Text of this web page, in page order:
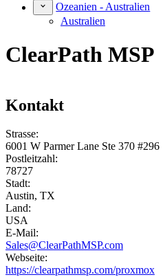
Ozeanien - Australien
Australien
ClearPath MSP
Kontakt
Strasse:
6001 W Parmer Lane Ste 370 #296
Postleitzahl:
78727
Stadt:
Austin, TX
Land:
USA
E-Mail:
Sales@ClearPathMSP.com
Webseite:
https://clearpathmsp.com/proxmox